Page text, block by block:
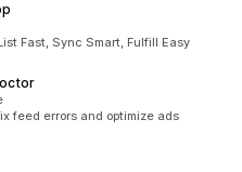
Fast, Sync Smart, Fulfill Easy
feed errors and optimize ads